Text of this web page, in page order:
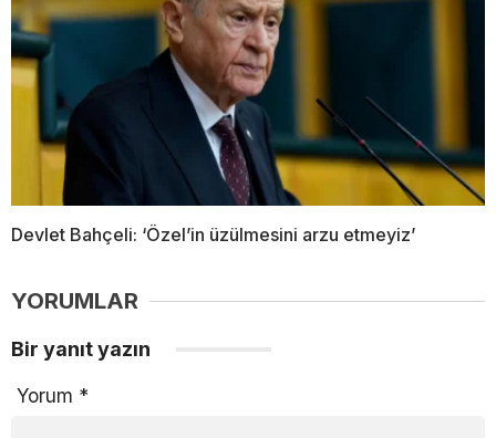
Devlet Bahçeli: ‘Özel’in üzülmesini arzu etmeyiz’
YORUMLAR
Bir yanıt yazın
Yorum *